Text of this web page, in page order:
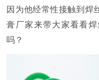
因为他经常性接触到焊
膏厂家来带大家看看
吗？